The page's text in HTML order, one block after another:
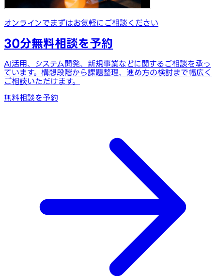
オンラインでまずはお気軽にご相談ください
30分無料相談を予約
AI活用、システム開発、新規事業などに関するご相談を承っ
ています。構想段階から課題整理、進め方の検討まで幅広く
ご相談いただけます。
無料相談を予約